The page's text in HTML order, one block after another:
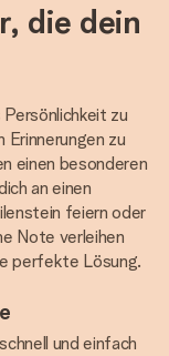
die dein
zu
Erinnerungen zu
einen besonderen
an einen
feiern oder
Note verleihen
perfekte Lösung.
und einfach